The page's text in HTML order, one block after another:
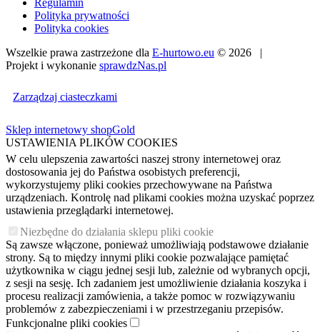
Regulamin
Polityka prywatności
Polityka cookies
Wszelkie prawa zastrzeżone dla E-hurtowo.eu © 2026 |
Projekt i wykonanie sprawdzNas.pl
Zarządzaj ciasteczkami
Sklep internetowy shopGold
USTAWIENIA PLIKÓW COOKIES
W celu ulepszenia zawartości naszej strony internetowej oraz
dostosowania jej do Państwa osobistych preferencji,
wykorzystujemy pliki cookies przechowywane na Państwa
urządzeniach. Kontrolę nad plikami cookies można uzyskać poprzez
ustawienia przeglądarki internetowej.
Niezbędne do działania sklepu pliki cookie
Są zawsze włączone, ponieważ umożliwiają podstawowe działanie
strony. Są to między innymi pliki cookie pozwalające pamiętać
użytkownika w ciągu jednej sesji lub, zależnie od wybranych opcji,
z sesji na sesję. Ich zadaniem jest umożliwienie działania koszyka i
procesu realizacji zamówienia, a także pomoc w rozwiązywaniu
problemów z zabezpieczeniami i w przestrzeganiu przepisów.
Funkcjonalne pliki cookies